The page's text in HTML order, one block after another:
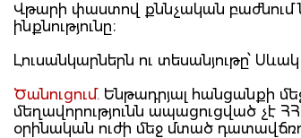
Վթարի փաստով քննչական բաժնում
ինքնությունը։
Լուսանկարներն ու տեսանյութը՝
Ծանուցում. Ենթադրյալ հանցանքի
մեղավորությունն ապացուցված չէ
օրինական ուժի մեջ մտած